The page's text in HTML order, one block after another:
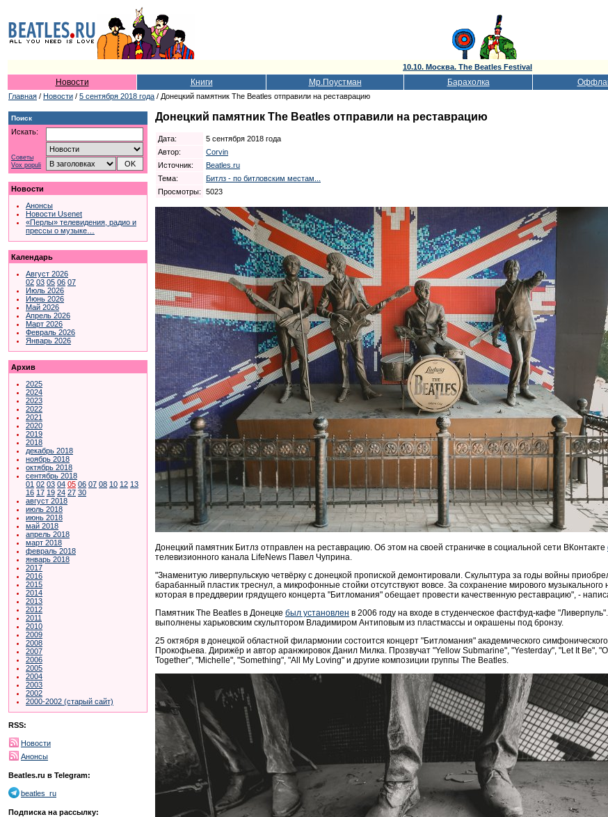
10.10. Москва. The Beatles Festival
Новости Книги Мр.Поустман Барахолка
Главная / Новости / 5 сентября 2018 года / Донецкий памятник The Beatles отправили на реставрацию
Поиск
Искать:
Советы
Vox populi
Новости
Анонсы
Новости Usenet
«Перлы» телевидения, радио и
прессы о музыке…
Календарь
Август 2026
02 03 05 06 07
Июль 2026
Июнь 2026
Май 2026
Апрель 2026
Март 2026
Февраль 2026
Январь 2026
Архив
2025
2024
2023
2022
2021
2020
2019
2018
декабрь 2018
ноябрь 2018
октябрь 2018
сентябрь 2018
01 02 03 04 05 06 07 08 10 12 13
16 17 19 24 27 30
август 2018
июль 2018
июнь 2018
май 2018
апрель 2018
март 2018
февраль 2018
январь 2018
2017
2016
2015
2014
2013
2012
2011
2010
2009
2008
2007
2006
2005
2004
2003
2002
2000-2002 (старый сайт)
RSS:
Новости
Анонсы
Beatles.ru в Telegram:
beatles_ru
Подписка на рассылку:
Донецкий памятник The Beatles отправили на реставрацию
Дата:
5 сентября 2018 года
Автор:
Corvin
Источник:
Beatles.ru
Тема:
Битлз - по битловским местам...
Просмотры:
5023
Донецкий памятник Битлз отправлен на реставрацию. Об этом на своей страничке в социальной сети ВКонтакте
телевизионного канала LifeNews Павел Чуприна.
"Знаменитую ливерпульскую четвёрку с донецкой пропиской демонтировали. Скульптура за годы войны
барабанный пластик треснул, а микрофонные стойки отсутствуют вовсе. За сохранение мирового
которая в преддверии грядущего концерта "Битломания" обещает провести качественную реставрацию", -
Памятник The Beatles в Донецке был установлен в 2006 году на входе в студенческое фастфуд-кафе
выполнены харьковским скульптором Владимиром Антиповым из пластмассы и окрашены под бронзу.
25 октября в донецкой областной филармонии состоится концерт "Битломания" академического
Прокофьева. Дирижёр и автор аранжировок Данил Милка. Прозвучат "Yellow Submarine", "Yesterday", "Let It Be",
Together", "Michelle", "Something", "All My Loving" и другие композиции группы The Beatles.